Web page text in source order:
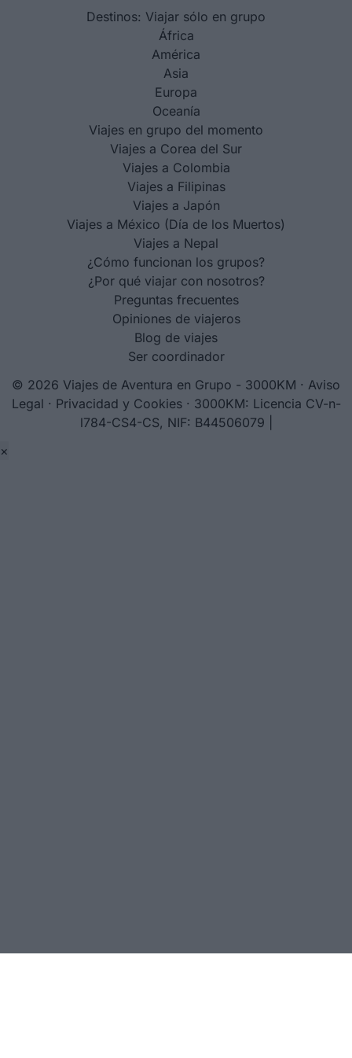
Destinos: Viajar sólo en grupo
África
América
Asia
Europa
Oceanía
Viajes en grupo del momento
Viajes a Corea del Sur
Viajes a Colombia
Viajes a Filipinas
Viajes a Japón
Viajes a México (Día de los Muertos)
Viajes a Nepal
¿Cómo funcionan los grupos?
¿Por qué viajar con nosotros?
Preguntas frecuentes
Opiniones de viajeros
Blog de viajes
Ser coordinador
© 2026 Viajes de Aventura en Grupo - 3000KM · Aviso
Legal · Privacidad y Cookies· 3000KM: Licencia CV-n-
l784-CS4-CS, NIF: B44506079
×